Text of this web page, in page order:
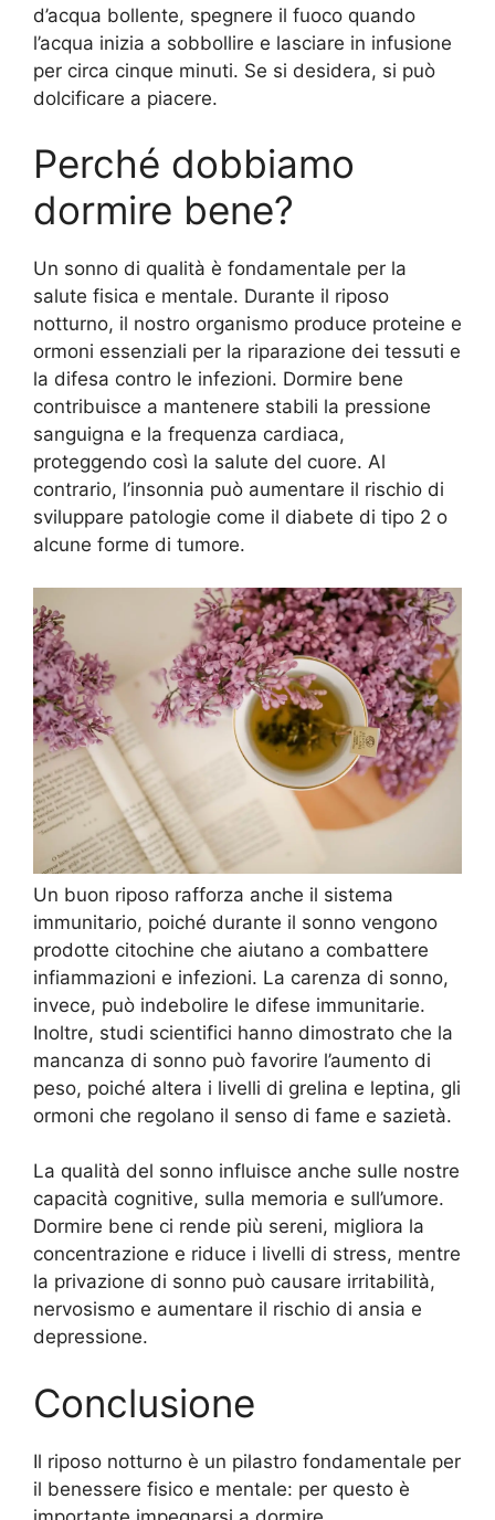
d’acqua bollente, spegnere il fuoco quando
l’acqua inizia a sobbollire e lasciare in infusione
per circa cinque minuti. Se si desidera, si può
dolcificare a piacere.
Perché dobbiamo
dormire bene?
Un sonno di qualità è fondamentale per la
salute fisica e mentale. Durante il riposo
notturno, il nostro organismo produce proteine e
ormoni essenziali per la riparazione dei tessuti e
la difesa contro le infezioni. Dormire bene
contribuisce a mantenere stabili la pressione
sanguigna e la frequenza cardiaca,
proteggendo così la salute del cuore. Al
contrario, l’insonnia può aumentare il rischio di
sviluppare patologie come il diabete di tipo 2 o
alcune forme di tumore.
Un buon riposo rafforza anche il sistema
immunitario, poiché durante il sonno vengono
prodotte citochine che aiutano a combattere
infiammazioni e infezioni. La carenza di sonno,
invece, può indebolire le difese immunitarie.
Inoltre, studi scientifici hanno dimostrato che la
mancanza di sonno può favorire l’aumento di
peso, poiché altera i livelli di grelina e leptina, gli
ormoni che regolano il senso di fame e sazietà.
La qualità del sonno influisce anche sulle nostre
capacità cognitive, sulla memoria e sull’umore.
Dormire bene ci rende più sereni, migliora la
concentrazione e riduce i livelli di stress, mentre
la privazione di sonno può causare irritabilità,
nervosismo e aumentare il rischio di ansia e
depressione.
Conclusione
Il riposo notturno è un pilastro fondamentale per
il benessere fisico e mentale: per questo è